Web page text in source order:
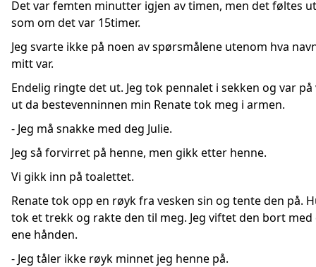
Det var femten minutter igjen av timen, men det føltes ut
som om det var 15timer.
Jeg svarte ikke på noen av spørsmålene utenom hva
mitt var.
Endelig ringte det ut. Jeg tok pennalet i sekken og var på
ut da bestevenninnen min Renate tok meg i armen.
- Jeg må snakke med deg Julie.
Jeg så forvirret på henne, men gikk etter henne.
Vi gikk inn på toalettet.
Renate tok opp en røyk fra vesken sin og tente den på.
tok et trekk og rakte den til meg. Jeg viftet den bort med
ene hånden.
- Jeg tåler ikke røyk minnet jeg henne på.